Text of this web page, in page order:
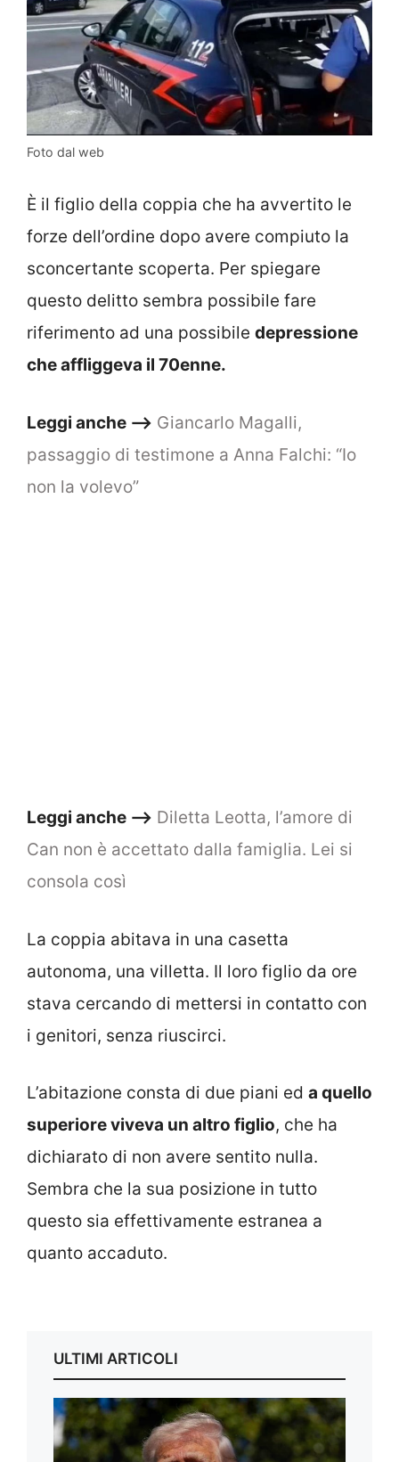
Foto dal web
È il figlio della coppia che ha avvertito le
forze dell’ordine dopo avere compiuto la
sconcertante scoperta. Per spiegare
questo delitto sembra possibile fare
riferimento ad una possibile depressione
che affliggeva il 70enne.
Leggi anche –> Giancarlo Magalli,
passaggio di testimone a Anna Falchi: “Io
non la volevo”
Leggi anche –> Diletta Leotta, l’amore di
Can non è accettato dalla famiglia. Lei si
consola così
La coppia abitava in una casetta
autonoma, una villetta. Il loro figlio da ore
stava cercando di mettersi in contatto con
i genitori, senza riuscirci.
L’abitazione consta di due piani ed a quello
superiore viveva un altro figlio, che ha
dichiarato di non avere sentito nulla.
Sembra che la sua posizione in tutto
questo sia effettivamente estranea a
quanto accaduto.
ULTIMI ARTICOLI